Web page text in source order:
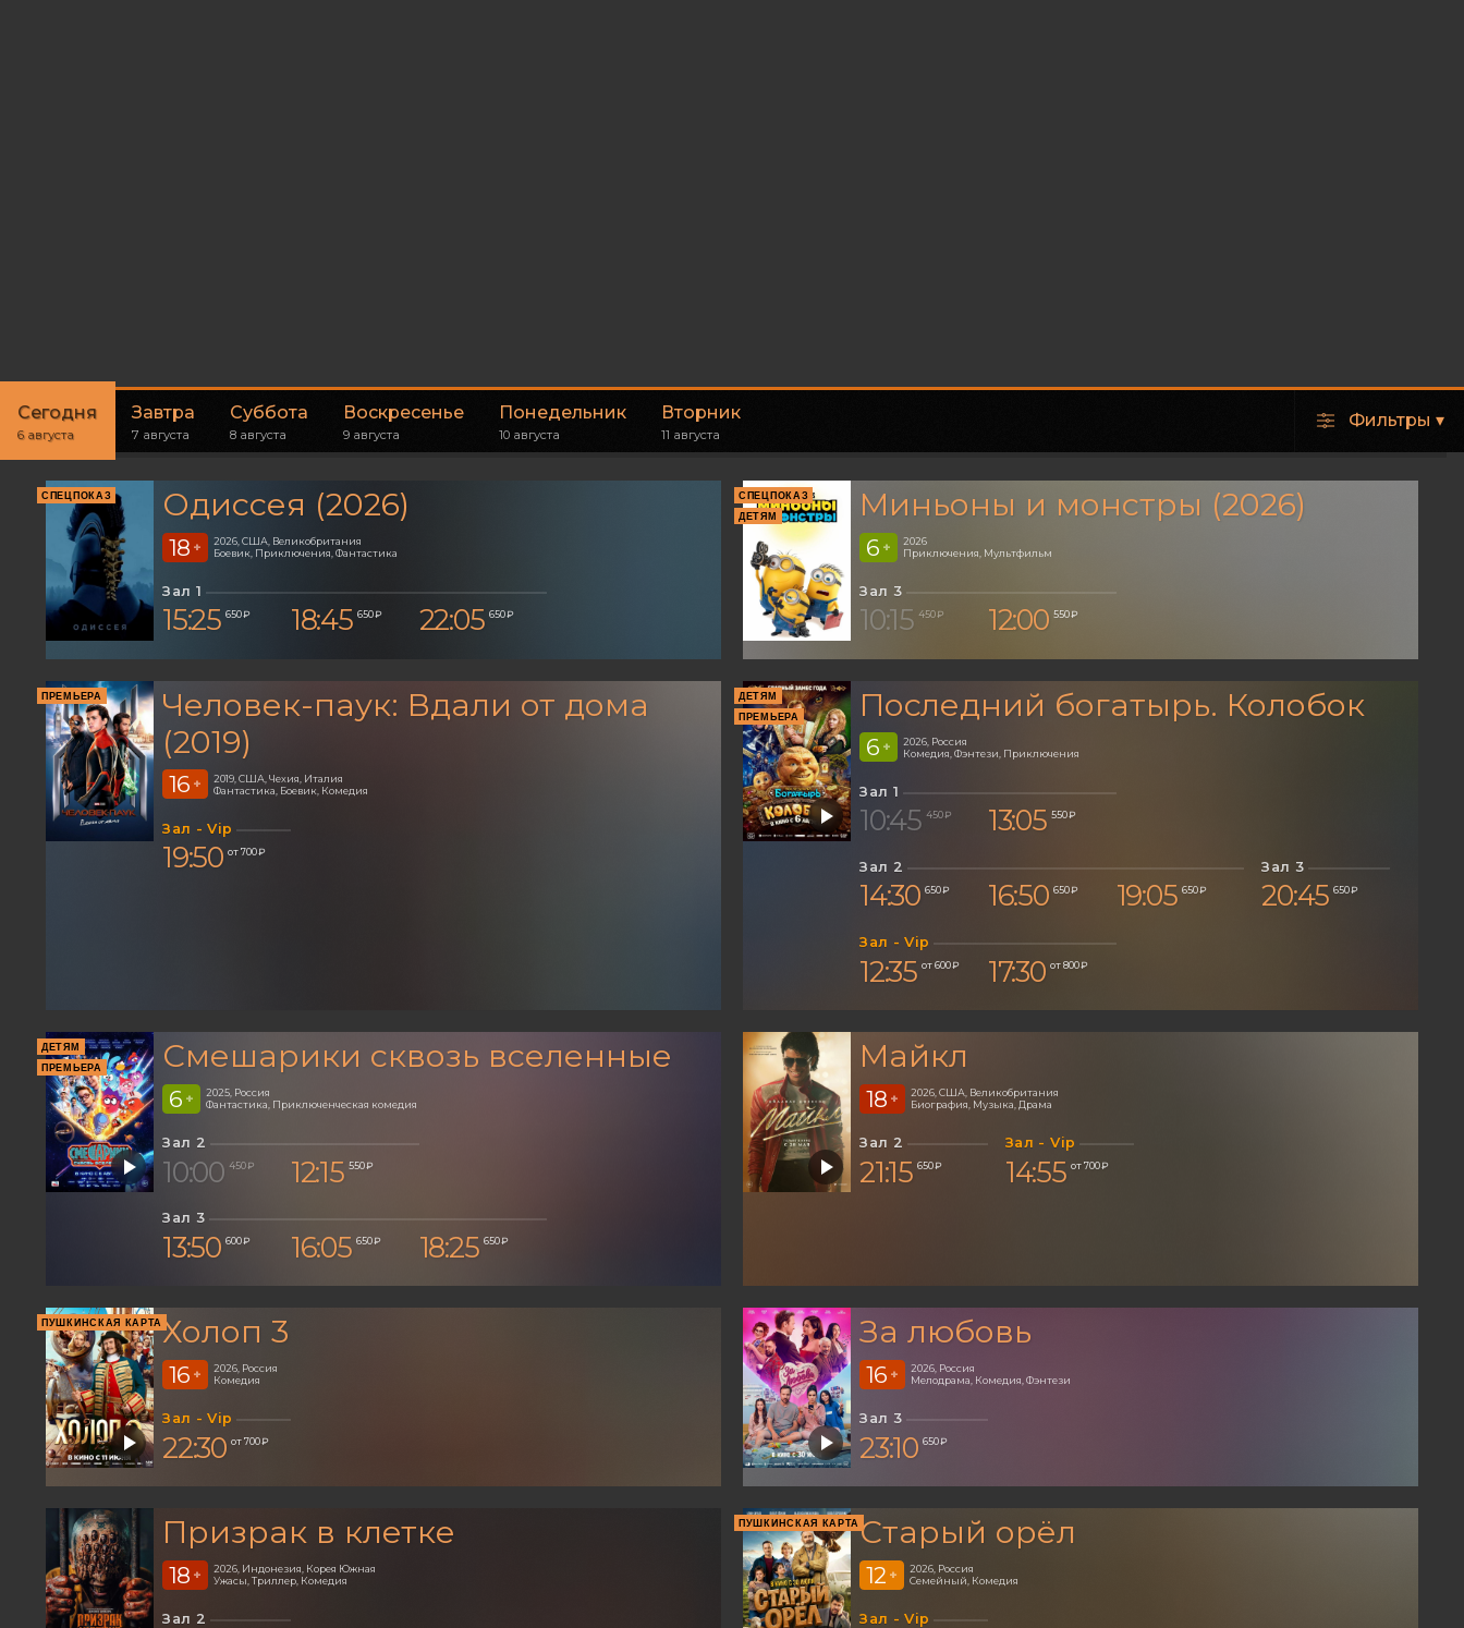
Сегодня
6 августа
Завтра
7 августа
Суббота
8 августа
Воскресенье
9 августа
Понедельник
10 августа
Вторник
11 августа
Фильтры ▾
СПЕЦПОКАЗ Одиссея (2026)
18 +
2026, США, Великобритания
Боевик, Приключения, Фантастика
Зал 1
15:25 650 ₽ 18:45 650 ₽ 22:05 650 ₽
СПЕЦПОКАЗ
ДЕТЯМ
Миньоны и монстры (2026)
6 +
2026
Приключения, Мультфильм
Зал 3
10:15 450 ₽ 12:00 550 ₽
ПРЕМЬЕРА
Человек-паук: Вдали от дома
(2019)
16 +
2019, США, Чехия, Италия
Фантастика, Боевик, Комедия
Зал - Vip
19:50 от 700 ₽
ДЕТЯМ
ПРЕМЬЕРА
Последний богатырь. Колобок
6 +
2026, Россия
Комедия, Фэнтези, Приключения
Зал 1
10:45 450 ₽ 13:05 550 ₽
Зал 2
14:30 650 ₽ 16:50 650 ₽ 19:05 650 ₽
Зал 3
20:45 650 ₽
Зал - Vip
12:35 от 600 ₽ 17:30 от 800 ₽
ДЕТЯМ
ПРЕМЬЕРА
Смешарики сквозь вселенные
6 +
2025, Россия
Фантастика, Приключенческая комедия
Зал 2
10:00 450 ₽ 12:15 550 ₽
Зал 3
13:50 600 ₽ 16:05 650 ₽ 18:25 650 ₽
Майкл
18 +
2026, США, Великобритания
Биография, Музыка, Драма
Зал 2
21:15 650 ₽
Зал - Vip
14:55 от 700 ₽
ПУШКИНСКАЯ КАРТАХолоп 3
16 +
2026, Россия
Комедия
Зал - Vip
22:30 от 700 ₽
За любовь
16 +
2026, Россия
Мелодрама, Комедия, Фэнтези
Зал 3
23:10 650 ₽
Призрак в клетке
18 +
2026, Индонезия, Корея Южная
Ужасы, Триллер, Комедия
Зал 2
ПУШКИНСКАЯ КАРТАСтарый орёл
12 +
2026, Россия
Семейный, Комедия
Зал - Vip